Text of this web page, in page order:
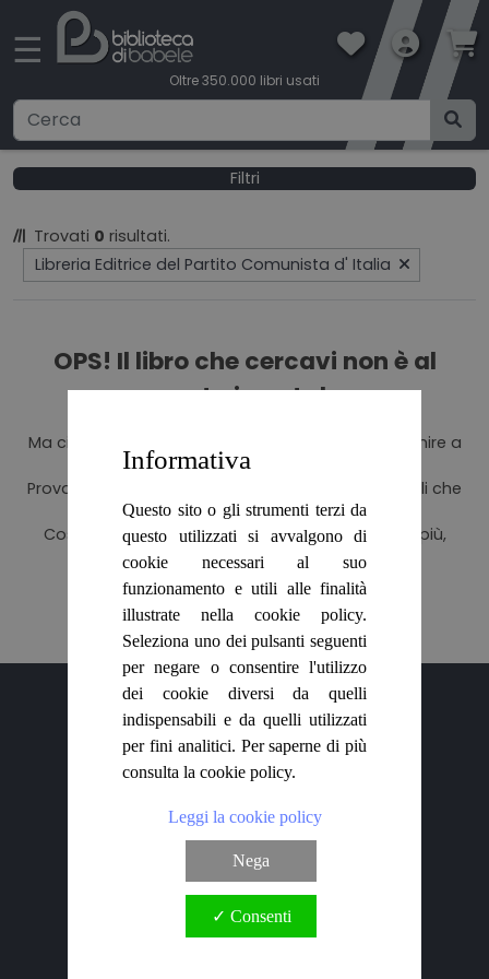
☰
Oltre 350.000 libri usati
Ricerca avanzata
CONDIZIONI DI VENDITA
NEWSLETTER
Filtri
Trovati 0 risultati.
Libreria Editrice del Partito Comunista d' Italia
OPS! Il libro che cercavi non è al
momento in catalogo.
Ma ci sono altri 350.000 titoli che aspettano di venire a
casa con te!
Prova la nostra Ricerca avanzata per trovare quelli che
fanno per te.
Cosa aspetti? Con Biblioteca di Babele leggi di più,
spendendo pochissimo!
Vai alla ricerca avanzata
Chi siamo
Spedizioni
Contatti
Newsletter
Informativa
Questo sito o gli strumenti terzi da
questo utilizzati si avvalgono di
cookie necessari al suo
funzionamento e utili alle finalità
illustrate nella cookie policy.
Seleziona uno dei pulsanti seguenti
per negare o consentire l'utilizzo
dei cookie diversi da quelli
indispensabili e da quelli utilizzati
per fini analitici. Per saperne di più
consulta la cookie policy.
Leggi la cookie policy
Nega
✓ Consenti